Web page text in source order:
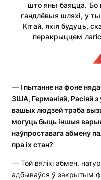
што яны баяцца. Бо
гандлёвыя шляхі, у
Кітай, якія будуць,
перакрыццем
— І пытанне на фоне
ЗША, Германіяй, Расіяй з
вашых людзей трэба
могуць быць іншыя
наўпроставага абмену
пра іх стан?
— Той вялікі абмен,
адбываўся ў закрытым